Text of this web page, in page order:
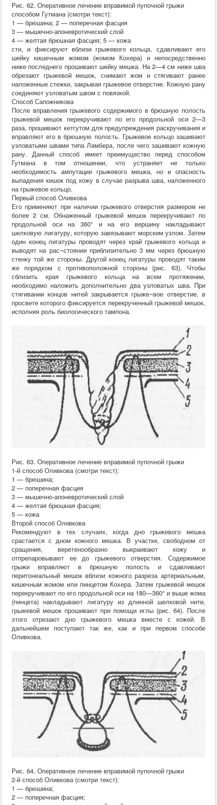
Рис. 62. Оперативное лечение вправимой пупочной грыжи
способом Гутмана (смотри текст):
1 — брюшина; 2 — поперечная фасция
3 — мышечно-апоневротический слой
4 — желтая брюшная фасция; 5 — кожа
сти, и фиксируют вблизи грыжевого кольца, сдавливают его
шейку кишечным жомом (жомом Кохера) и непосредственно
ниже последнего прошивают шейку мешка. На 2—4 см ниже шва
обрезают грыжевой мешок, снимают жом и стягивают ранее
наложенные стежки, закрывая грыжевое отверстие. Кожную рану
соединяют узловатым швом с повязкой.
Способ Сапожникова
После вправления грыжевого содержимого в брюшную полость
грыжевой мешок перекручивают по его продольной оси 2—3
раза, прошивают кетгутом для предупреждения раскручивания и
вправляют его в брюшную полость. Грыжевое кольцо зашивают
узловатыми швами типа Ламбера, после чего зашивают кожную
рану. Данный способ имеет преимущество перед способом
Гутмана в том отношении, что устраняет не только
необходимость ампутации грыжевого мешка, но и опасность
выпадения кишок под кожу в случае разрыва шва, наложенного
на грыжевое кольцо.
Первый способ Оливкова
Его применяют при наличии грыжевого отверстия размером не
более 2 см. Обнаженный грыжевой мешок перекручивают по
продольной оси на 360° и на его вершину накладывают
шелковую лигатуру, которую завязывают морским узлом. Затем
один конец лигатуры проводят через край грыжевого кольца и
выводят на рас¬стоянии приблизительно 3 мм через брюшную
стенку той же стороны. Другой конец лигатуры проводят таким
же порядком с противоположной стороны (рис. 63). Чтобы
сблизить края грыжевого кольца на всем протяжении,
необходимо наложить дополнительно два узловатых шва. При
стягивании концов нитей закрывается грыже¬вое отверстие, в
просвете которого фиксируется перекрученный грыжевой мешок,
исполняя роль биологического тампона.
Рис. 63. Оперативное лечение вправимой пупочной грыжи
1-й способ Оливкова (смотри текст):
1 — брюшина;
2 — поперечная фасция
3 — мышечно-апоневротический слой
4 — желтая брюшная фасция;
5 — кожа
Второй способ Оливкова
Рекомендуют в тех случаях, когда дно грыжевого мешка
срастается с дном кожного мешка. В участке, свободном от
сращения, веретенообразно выкраивают кожу и
отпрепаровывают ее до грыжевого отверстия. Содержимое
грыжи вправляют в брюшную полость и сдавливают
перитонеальный мешок вблизи кожного разреза артериальным,
кишечным жомом или пинцетом Кохера. Затем грыжевой мешок
перекручивают по его продольной оси на 180—360° и выше жома
(пинцета) накладывают лигатуру из длинной шелковой нити,
грыжевой мешок прошивают при помощи иглы (рис. 64). После
этого отрезают дно грыжевого мешка вместе с кожей. В
дальнейшем поступают так же, как и при первом способе
Оливкова.
Рис. 64. Оперативное лечение вправимой пупочной грыжи
2-й способ Оливкова (смотри текст):
1 — брюшина;
2 — поперечная фасция;